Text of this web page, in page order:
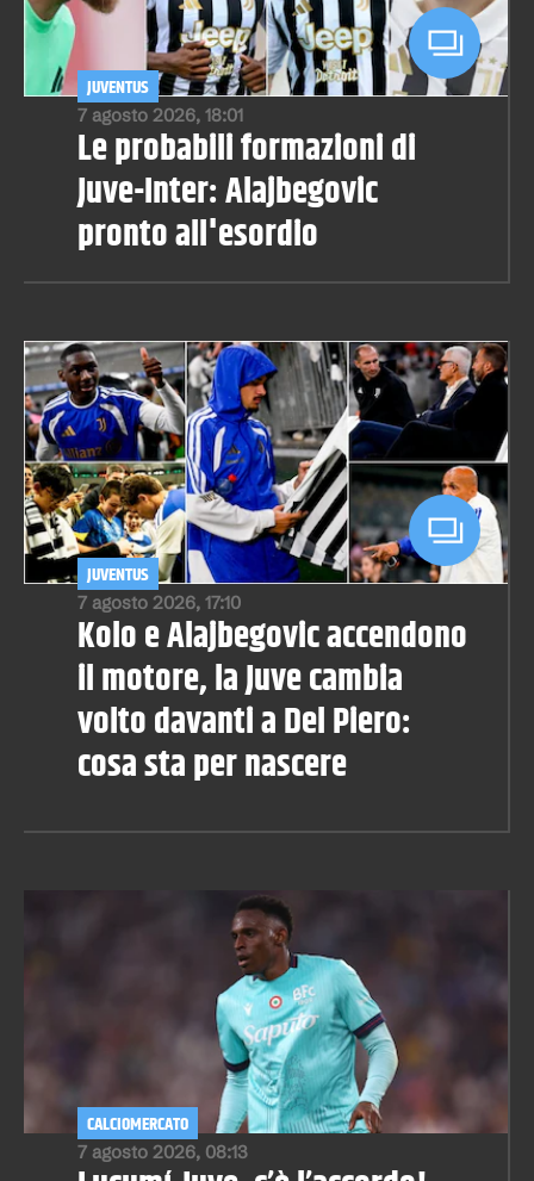
7 agosto 2026, 18:01
JUVENTUS
Le probabili formazioni di
Juve-Inter: Alajbegovic
pronto all'esordio
7 agosto 2026, 17:10
JUVENTUS
Kolo e Alajbegovic accendono
il motore, la Juve cambia
volto davanti a Del Piero:
cosa sta per nascere
7 agosto 2026, 08:13
CALCIOMERCATO